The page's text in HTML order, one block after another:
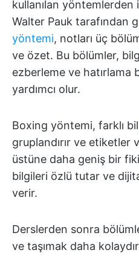
kullanılan yöntemlerden
Walter Pauk tarafından
yöntemi, notları üç
ve özet. Bu bölümler,
ezberleme ve hatırlama
yardımcı olur.
Boxing yöntemi, farklı
gruplandırır ve etiketler
üstüne daha geniş bir
bilgileri özlü tutar ve
verir.
Derslerden sonra
ve taşımak daha